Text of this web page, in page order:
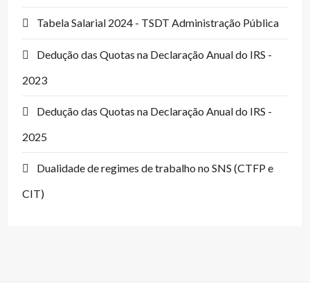
Tabela Salarial 2024 - TSDT Administração Pública
Dedução das Quotas na Declaração Anual do IRS -
2023
Dedução das Quotas na Declaração Anual do IRS -
2025
Dualidade de regimes de trabalho no SNS (CTFP e
CIT)